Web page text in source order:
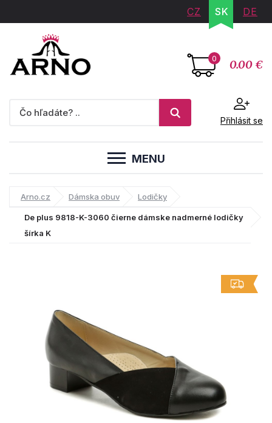
CZ SK DE
0 0.00 €
Přihlásit se
MENU
Arno.cz Dámska obuv Lodičky
De plus 9818-K-3060 čierne dámske nadmerné lodičky
šírka K